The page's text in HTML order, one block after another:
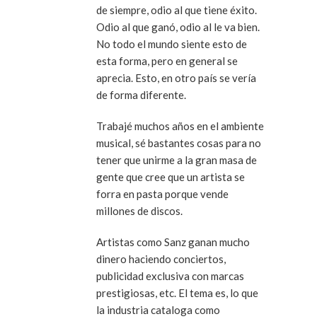
de siempre, odio al que tiene éxito.
Odio al que ganó, odio al le va bien.
No todo el mundo siente esto de
esta forma, pero en general se
aprecia. Esto, en otro país se vería
de forma diferente.
Trabajé muchos años en el ambiente
musical, sé bastantes cosas para no
tener que unirme a la gran masa de
gente que cree que un artista se
forra en pasta porque vende
millones de discos.
Artistas como Sanz ganan mucho
dinero haciendo conciertos,
publicidad exclusiva con marcas
prestigiosas, etc. El tema es, lo que
la industria cataloga como